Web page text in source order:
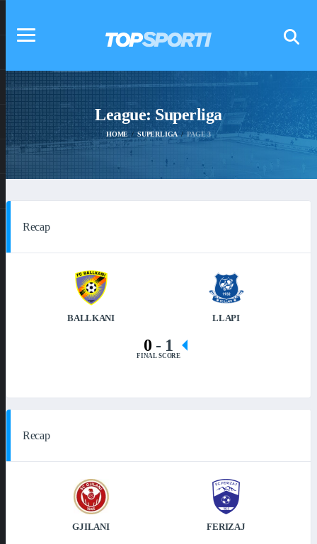
League:Superliga
HOME SUPERLIGA PAGE 3
Recap
BALLKANI LLAPI
0- 1
FINAL SCORE
Recap
GJILANI FERIZAJ